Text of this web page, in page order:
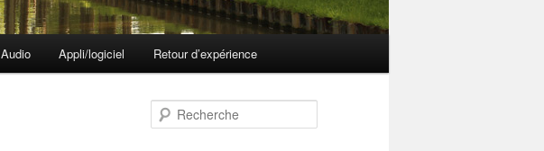
Audio Appli/logiciel Retour d’expérience
e